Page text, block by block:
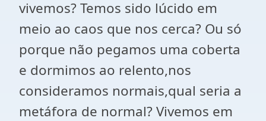
vivemos? Temos sido lúcido em
meio ao caos que nos cerca? Ou só
porque não pegamos uma coberta
e dormimos ao relento,nos
consideramos normais,qual seria a
metáfora de normal? Vivemos em